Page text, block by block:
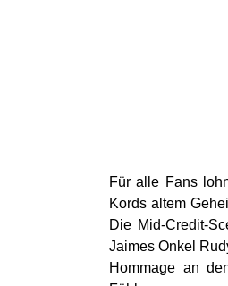
Für alle Fans
Kords altem
Die Mid-Credit-
Jaimes Onkel
Hommage an